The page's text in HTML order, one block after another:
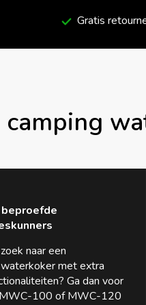
Gratis
naar een
met extra
Ga dan voor
100 of MWC-120